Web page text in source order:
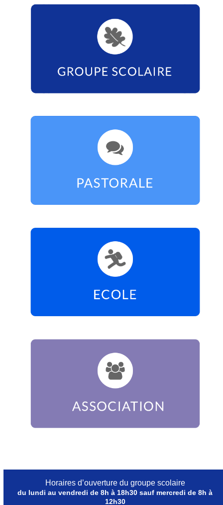
Horaires d’ouverture du groupe scolaire
du lundi au vendredi de 8h à 18h30 sauf mercredi de 8h à
12h30